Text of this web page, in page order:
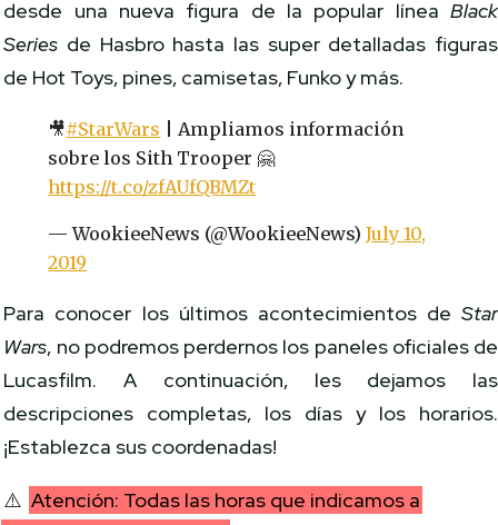
desde una nueva figura de la popular líneaBlack
Series de Hasbro hasta las super detalladas figuras
de Hot Toys, pines, camisetas, Funko y más.
🎥#StarWars | Ampliamos información
sobre los Sith Trooper 🤗
https://t.co/zfAUfQBMZt
— WookieeNews (@WookieeNews)July 10,
2019
Para conocer los últimos acontecimientos deStar
Wars, no podremos perdernos los paneles oficiales de
Lucasfilm. A continuación, les dejamos las
descripciones completas, los días y los horarios.
¡Establezca sus coordenadas!
⚠️ Atención: Todas las horas que indicamos a